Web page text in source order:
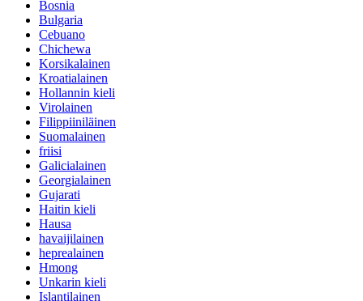
Bosnia
Bulgaria
Cebuano
Chichewa
Korsikalainen
Kroatialainen
Hollannin kieli
Virolainen
Filippiiniläinen
Suomalainen
friisi
Galicialainen
Georgialainen
Gujarati
Haitin kieli
Hausa
havaijilainen
heprealainen
Hmong
Unkarin kieli
Islantilainen